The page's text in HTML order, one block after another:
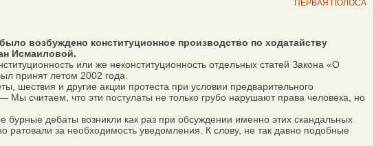
ПЕРВАЯ ПОЛОСА
возбуждено конституционное производство по ходатайству
Исмаиловой.
или же неконституционность отдельных статей Закона «О
принят летом 2002 года.
шествия и другие акции протеста при условии предварительного
считаем, что эти постулаты не только грубо нарушают права человека, но
дебаты возникли как раз при обсуждении именно этих скандальных
ратовали за необходимость уведомления. К слову, не так давно подобные